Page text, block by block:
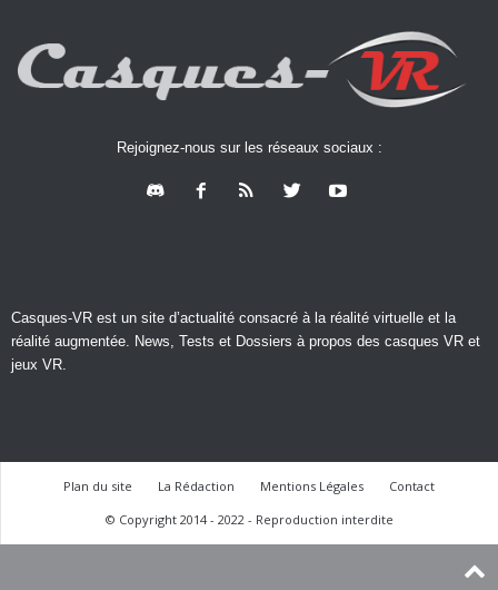
Rejoignez-nous sur les réseaux sociaux :
Casques-VR est un site d’actualité consacré à la réalité virtuelle et la
réalité augmentée. News, Tests et Dossiers à propos des casques VR et
jeux VR.
Plan du site La Rédaction Mentions Légales
Contact
© Copyright 2014 - 2022 - Reproduction interdite